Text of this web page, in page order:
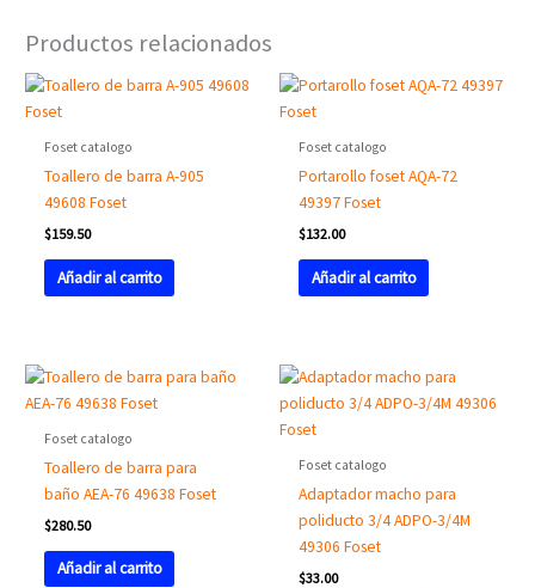
Productos relacionados
Foset catalogo
Toallero de barra A-905
49608 Foset
$159.50
Añadir al carrito
Foset catalogo
Portarollo foset AQA-72
49397 Foset
$132.00
Añadir al carrito
Foset catalogo
Toallero de barra para
baño AEA-76 49638 Foset
$280.50
Añadir al carrito
Foset catalogo
Adaptador macho para
poliducto 3/4 ADPO-3/4M
49306 Foset
$33.00